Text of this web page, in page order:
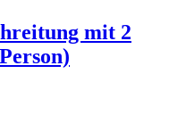
mit 2